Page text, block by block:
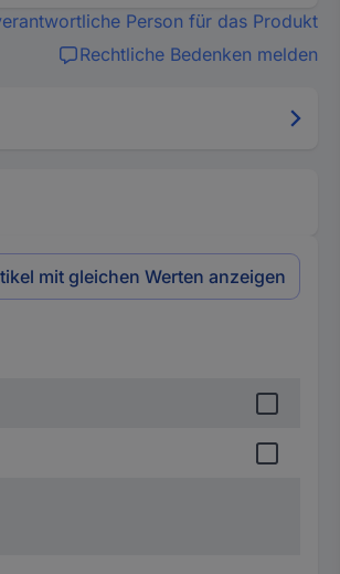
Person für das Produkt
Rechtliche Bedenken melden
mit gleichen Werten anzeigen